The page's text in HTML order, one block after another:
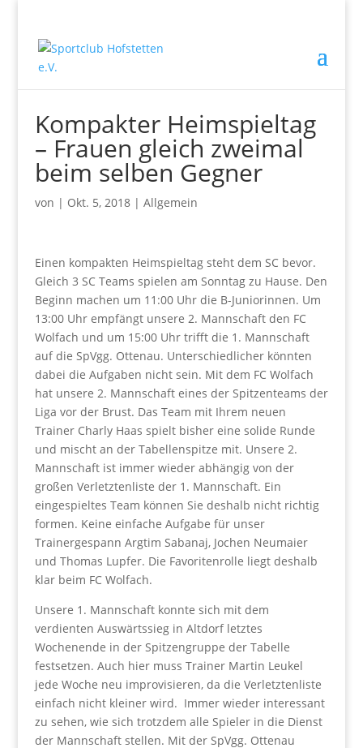
Kompakter Heimspieltag
– Frauen gleich zweimal
beim selben Gegner
von | Okt. 5, 2018| Allgemein
Einen kompakten Heimspieltag steht dem SC bevor.
Gleich 3 SC Teams spielen am Sonntag zu Hause. Den
Beginn machen um 11:00 Uhr die B-Juniorinnen. Um
13:00 Uhr empfängt unsere 2. Mannschaft den FC
Wolfach und um 15:00 Uhr trifft die 1. Mannschaft
auf die SpVgg. Ottenau. Unterschiedlicher könnten
dabei die Aufgaben nicht sein. Mit dem FC Wolfach
hat unsere 2. Mannschaft eines der Spitzenteams der
Liga vor der Brust. Das Team mit Ihrem neuen
Trainer Charly Haas spielt bisher eine solide Runde
und mischt an der Tabellenspitze mit. Unsere 2.
Mannschaft ist immer wieder abhängig von der
großen Verletztenliste der 1. Mannschaft. Ein
eingespieltes Team können Sie deshalb nicht richtig
formen. Keine einfache Aufgabe für unser
Trainergespann Argtim Sabanaj, Jochen Neumaier
und Thomas Lupfer. Die Favoritenrolle liegt deshalb
klar beim FC Wolfach.
Unsere 1. Mannschaft konnte sich mit dem
verdienten Auswärtssieg in Altdorf letztes
Wochenende in der Spitzengruppe der Tabelle
festsetzen. Auch hier muss Trainer Martin Leukel
jede Woche neu improvisieren, da die Verletztenliste
einfach nicht kleiner wird. Immer wieder interessant
zu sehen, wie sich trotzdem alle Spieler in die Dienst
der Mannschaft stellen. Mit der SpVgg. Ottenau